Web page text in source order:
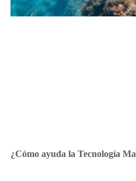
¿Cómo ayuda la Tecnología